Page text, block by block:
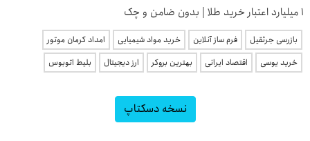
۱ میلیارد اعتبار خرید طلا | بدون ضامن و چک
بازرسی جرثقیل فرم ساز آنلاین خرید مواد شیمیایی
امداد کرمان موتور
خرید یوسی
اقتصاد ایرانی بهترین بروکر ارز دیجیتال بلیط اتوبوس
نسخه دسکتاپ